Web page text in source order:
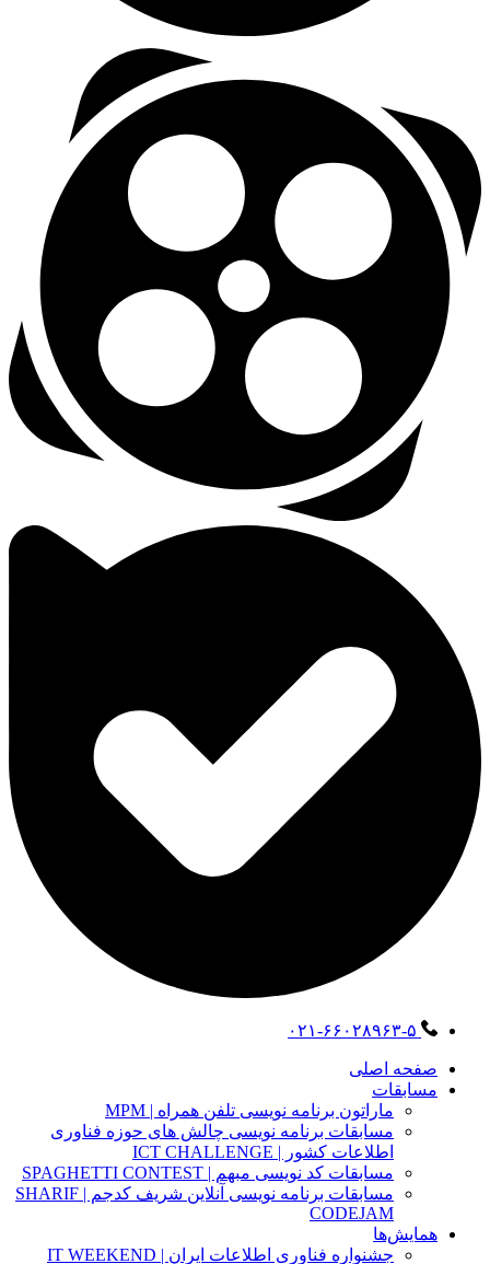
۰۲۱-۶۶۰۲۸۹۶۳-۵
صفحه اصلی
مسابقات
ماراتون برنامه نویسی تلفن همراه | MPM
مسابقات برنامه نویسی چالش های حوزه فناوری
اطلاعات کشور | ICT CHALLENGE
مسابقات کد نویسی مبهم | SPAGHETTI CONTEST
مسابقات برنامه نویسی آنلاین شریف کدجم | SHARIF
CODEJAM
همایش‌ها
جشنواره فناوری اطلاعات ایران | IT WEEKEND